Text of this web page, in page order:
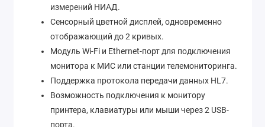
измерений НИАД.
Сенсорный цветной дисплей, одновременно
отображающий до 2 кривых.
Модуль Wi-Fi и Ethernet-порт для подключения
монитора к МИС или станции телемониторинга.
Поддержка протокола передачи данных HL7.
Возможность подключения к монитору
принтера, клавиатуры или мыши через 2 USB-
порта.